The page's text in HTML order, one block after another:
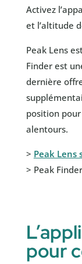
Activez
et l’altitude
Peak Lens
Finder est
dernière
position
alentours.
> Peak Lens
> Peak
pour